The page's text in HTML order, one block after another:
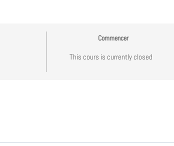
Commencer
This cours is currently closed